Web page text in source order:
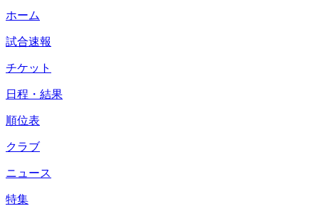
ホーム
試合速報
チケット
日程・結果
順位表
クラブ
ニュース
特集